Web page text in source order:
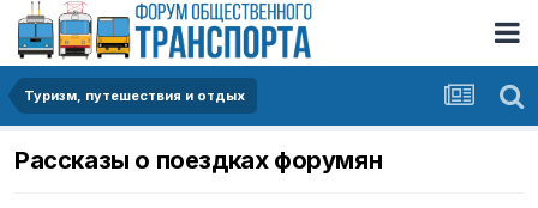
Туризм, путешествия и отдых
Рассказы о поездках форумян